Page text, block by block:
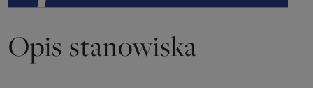
Opis stanowiska